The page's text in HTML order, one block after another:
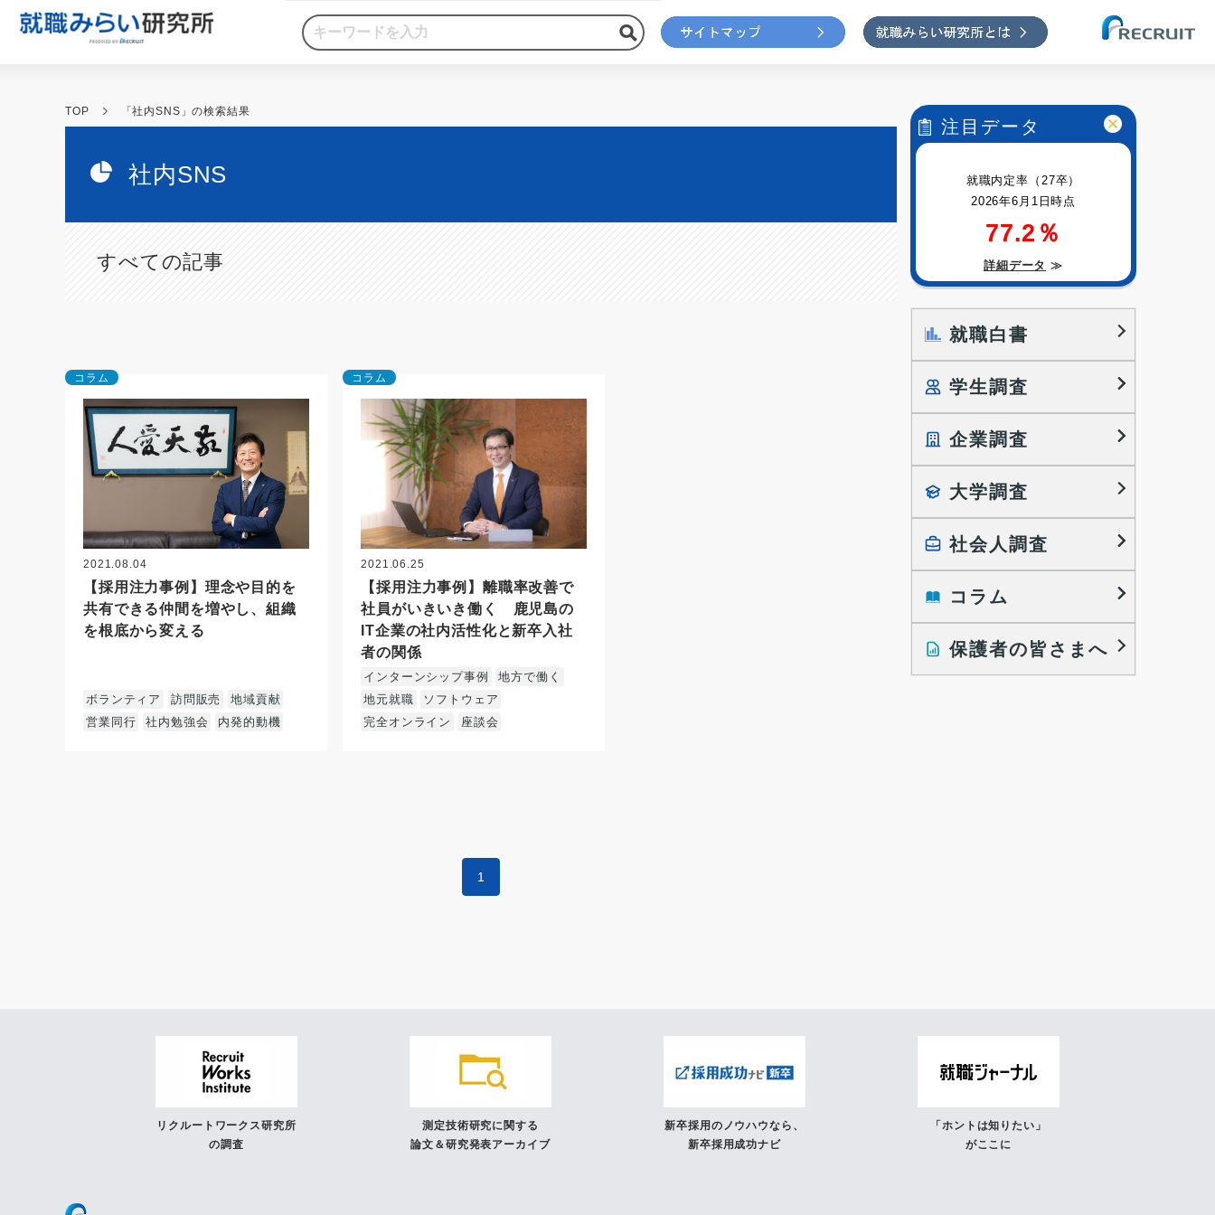
TOP 「社内SNS」の検索結果
社内SNS
すべての記事
コラム
2021.08.04
【採用注力事例】理念や目的を
共有できる仲間を増やし、組織
を根底から変える
ボランティア 訪問販売
地域貢献
営業同行
社内勉強会 内発的動機
コラム
2021.06.25
【採用注力事例】離職率改善で
社員がいきいき働く 鹿児島の
IT企業の社内活性化と新卒入社
者の関係
インターンシップ事例
地方で働く
地元就職
ソフトウェア
完全オンライン
座談会
1
注目データ
就職内定率（27卒）
2026年6月1日時点
77.2％
詳細データ ≫
就職白書
学生調査
就職プロセス調査
働きたい組織の特徴
大学生の地域間移動レポート
就職活動に関するレポート
企業調査
採用に関する調査
大学調査
社会人調査
就職活動と入社後の就業
コラム
インタビュー記事
保護者の皆さまへ
リクルートワークス研究所
の調査
測定技術研究に関する
論文＆研究発表アーカイブ
新卒採用のノウハウなら、
新卒採用成功ナビ
「ホントは知りたい」
がここに